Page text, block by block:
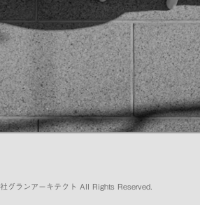
グランアーキテクト All Rights Reserved.